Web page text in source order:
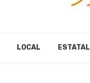
LOCAL ESTATAL